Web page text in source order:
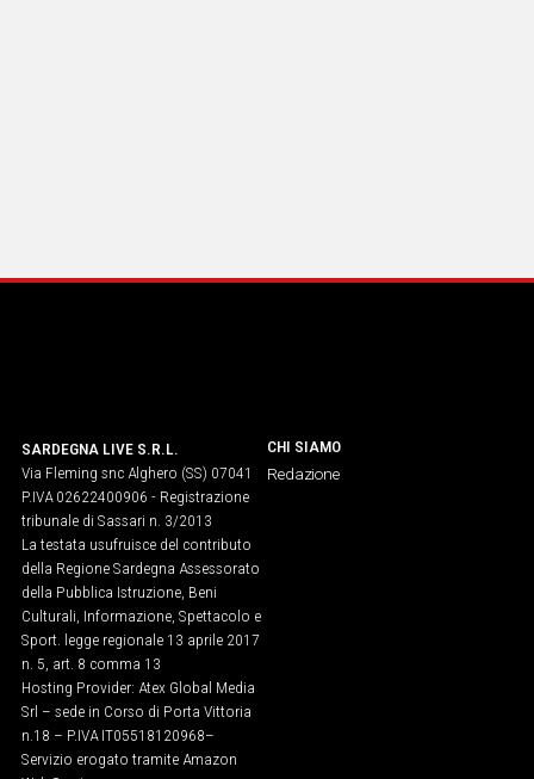
SARDEGNA LIVE S.R.L.
Via Fleming snc Alghero (SS) 07041
P.IVA 02622400906 - Registrazione
tribunale di Sassari n. 3/2013
La testata usufruisce del contributo
della Regione Sardegna Assessorato
della Pubblica Istruzione, Beni
Culturali, Informazione, Spettacolo e
Sport. legge regionale 13 aprile 2017
n. 5, art. 8 comma 13
Hosting Provider: Atex Global Media
Srl – sede in Corso di Porta Vittoria
n.18 – P.IVA IT05518120968​–
Servizio erogato tramite Amazon
CHI SIAMO
Redazione